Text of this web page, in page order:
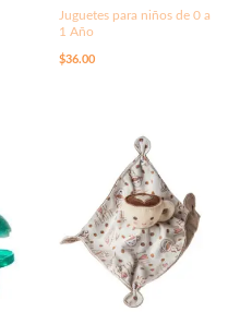
Juguetes para niños de 0 a
1 Año
$36.00